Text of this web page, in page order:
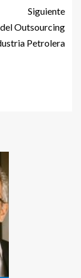
Siguiente
Outsourcing
Petrolera